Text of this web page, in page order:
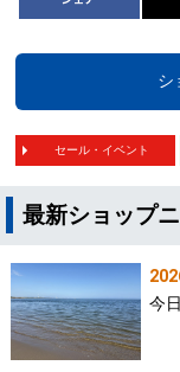
シ
セール・イベント
最新ショップ
今